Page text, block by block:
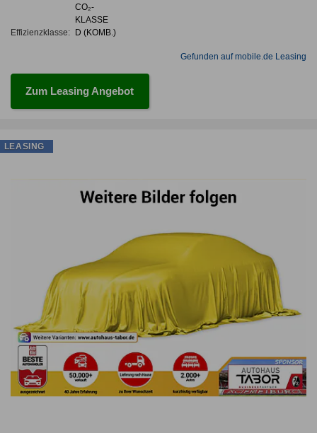
Effizienzklasse:
CO₂-
KLASSE
D (KOMB.)
Gefunden auf mobile.de Leasing
Zum Leasing Angebot
LEASING